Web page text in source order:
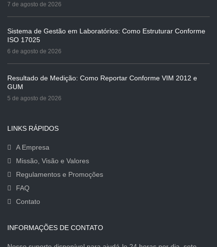
7 de agosto de 2026
Sistema de Gestão em Laboratórios: Como Estruturar Conforme
ISO 17025
6 de agosto de 2026
Resultado de Medição: Como Reportar Conforme VIM 2012 e
GUM
5 de agosto de 2026
LINKS RÁPIDOS
A Empresa
Missão, Visão e Valores
Regulamentos e Promoções
FAQ
Contato
INFORMAÇÕES DE CONTATO